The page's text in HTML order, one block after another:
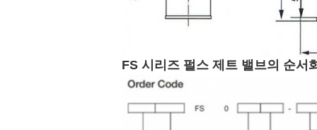
FS 시리즈 펄스 제트 밸브의 순서